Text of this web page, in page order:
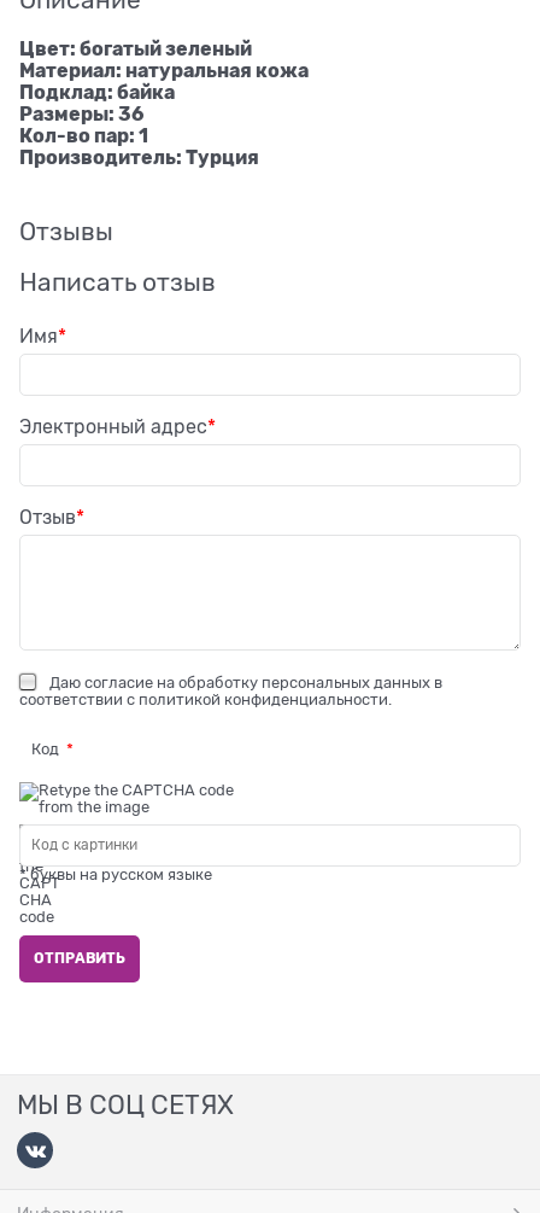
Цвет: богатый зеленый
Материал: натуральная кожа
Подклад: байка
Размеры: 36
Кол-во пар: 1
Производитель: Турция
Отзывы
Написать отзыв
Имя
Электронный адрес
Отзыв
Даю согласие на обработку персональных данных в
соответствии с политикой конфиденциальности
Код
* буквы на русском языке
МЫ В СОЦ СЕТЯХ